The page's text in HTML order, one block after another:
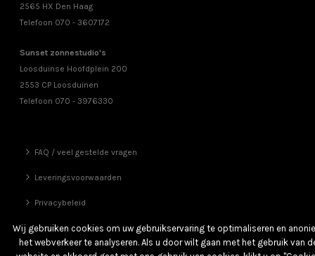
2565 HX Den Haag
Telefoon 070 - 3607172
Sunset zonnestudio's
Loosduinse Hoofdplein 200
2553 CP Loosduinen
Telefoon 070 - 3976330
FAQ / veel gestelde vragen
Leveringsvoorwaarden
Privacybeleid
Vrienden
Wij gebruiken cookies om uw gebruikservaring te optimaliseren en
het webverkeer te analyseren. Als u door wilt gaan met het gebruik van